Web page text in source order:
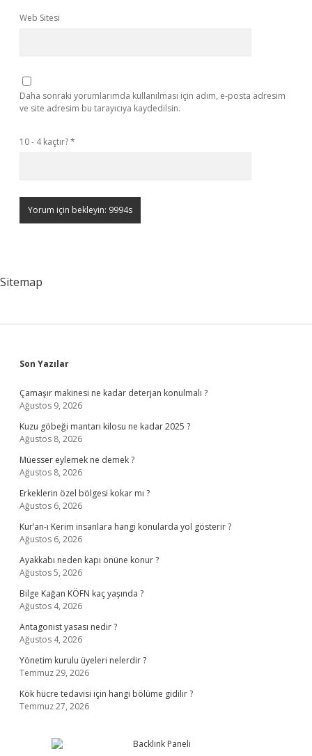
Web Sitesi
Daha sonraki yorumlarımda kullanılması için adım, e-posta adresim
ve site adresim bu tarayıcıya kaydedilsin.
10 - 4 kaçtır?*
Sitemap
Sidebar
Son Yazılar
Çamaşır makinesi ne kadar deterjan konulmalı ?
Ağustos 9, 2026
Kuzu göbeği mantarı kilosu ne kadar 2025 ?
Ağustos 8, 2026
Müesser eylemek ne demek ?
Ağustos 8, 2026
Erkeklerin özel bölgesi kokar mı ?
Ağustos 6, 2026
Kur’an-ı Kerim insanlara hangi konularda yol gösterir ?
Ağustos 6, 2026
Ayakkabı neden kapı önüne konur ?
Ağustos 5, 2026
Bilge Kağan KÖFN kaç yaşında ?
Ağustos 4, 2026
Antagonist yasası nedir ?
Ağustos 4, 2026
Yönetim kurulu üyeleri nelerdir ?
Temmuz 29, 2026
Kök hücre tedavisi için hangi bölüme gidilir ?
Temmuz 27, 2026